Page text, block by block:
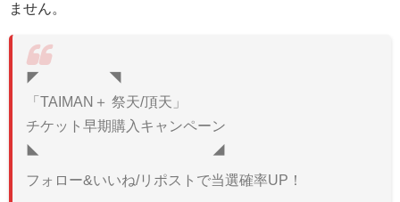
ません。
◤ ◥
「TAIMAN＋ 祭天/頂天」
チケット早期購入キャンペーン
◣ ◢
フォロー&いいね/リポストで当選確率UP！